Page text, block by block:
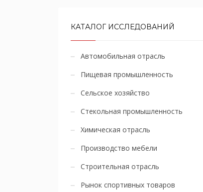
КАТАЛОГ ИССЛЕДОВАНИЙ
Автомобильная отрасль
Пищевая промышленность
Сельское хозяйство
Стекольная промышленность
Химическая отрасль
Производство мебели
Строительная отрасль
Рынок спортивных товаров